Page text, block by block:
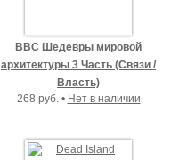
BBC Шедевры мировой
архитектуры 3 Часть (Связи /
Власть)
268 руб. • Нет в наличии